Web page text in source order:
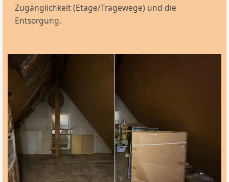
Zugänglichkeit (Etage/Tragewege) und die
Entsorgung.